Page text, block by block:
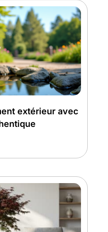
extérieur avec